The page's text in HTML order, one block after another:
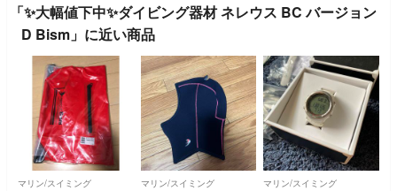
「✨大幅値下中✨ダイビング器材 ネレウス BC バージョン
D Bism」に近い商品
マリン/スイミング マリン/スイミング マリン/スイミング